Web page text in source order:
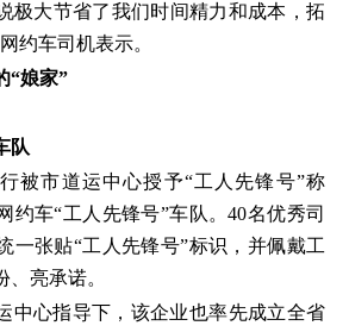
极大节省了我们时间精力和成本，拓
约车司机表示。
“娘家”
队
被市道运中心授予“工人先锋号”称
约车“工人先锋号”车队。40名优秀司
一张贴“工人先锋号”标识，并佩戴工
亮承诺。
中心指导下，该企业也率先成立全省